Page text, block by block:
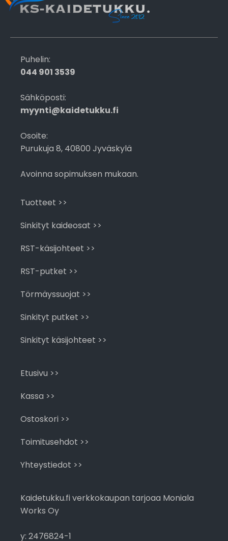
Puhelin:
044 901 3539
Sähköposti:
myynti@kaidetukku.fi
Osoite:
Purukuja 8, 40800 Jyväskylä
Avoinna sopimuksen mukaan.
Tuotteet >>
Sinkityt kaideosat >>
RST-käsijohteet >>
RST-putket >>
Törmäyssuojat >>
Sinkityt putket >>
Sinkityt käsijohteet >>
Etusivu >>
Kassa >>
Ostoskori >>
Toimitusehdot >>
Yhteystiedot >>
Kaidetukku.fi verkkokaupan tarjoaa Moniala
Works Oy
y: 2476824-1